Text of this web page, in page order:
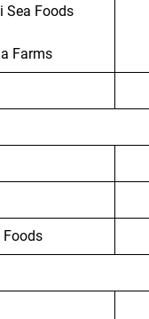
Sea Foods
Farms
Foods